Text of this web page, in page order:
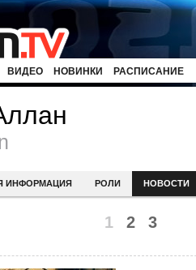
ВИДЕО НОВИНКИ РАСПИСАНИЕ
ИНФОРМАЦИЯ РОЛИ НОВОСТИ
1 2 3